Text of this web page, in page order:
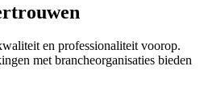
en professionaliteit voorop.
met brancheorganisaties bieden